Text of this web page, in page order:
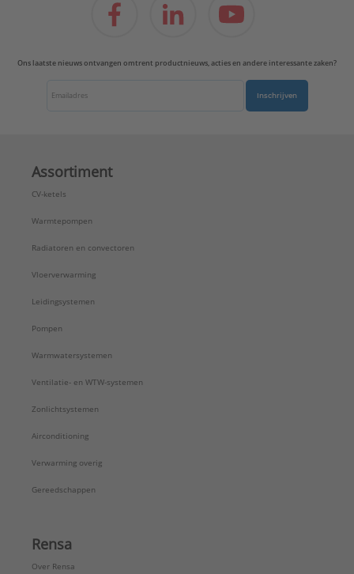
Ons laatste nieuws ontvangen omtrent productnieuws, acties en andere interessante zaken?
Inschrijven
Assortiment
CV-ketels
Warmtepompen
Radiatoren en convectoren
Vloerverwarming
Leidingsystemen
Pompen
Warmwatersystemen
Ventilatie- en WTW-systemen
Zonlichtsystemen
Airconditioning
Verwarming overig
Gereedschappen
Rensa
Over Rensa